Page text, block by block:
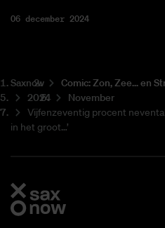
06 december 2024
Saxnow Co­mic: Zon, Zee... en
2024
November
Vijfenzeventig procent
in het groot…’